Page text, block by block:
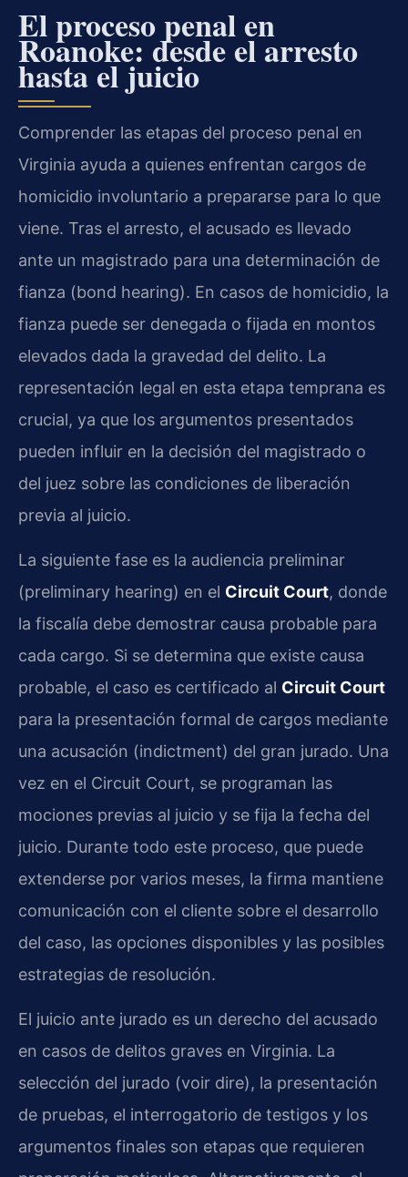
El proceso penal en
Roanoke: desde el arresto
hasta el juicio
Comprender las etapas del proceso penal en
Virginia ayuda a quienes enfrentan cargos de
homicidio involuntario a prepararse para lo que
viene. Tras el arresto, el acusado es llevado
ante un magistrado para una determinación de
fianza (bond hearing). En casos de homicidio, la
fianza puede ser denegada o fijada en montos
elevados dada la gravedad del delito. La
representación legal en esta etapa temprana es
crucial, ya que los argumentos presentados
pueden influir en la decisión del magistrado o
del juez sobre las condiciones de liberación
previa al juicio.
La siguiente fase es la audiencia preliminar
(preliminary hearing) en el Circuit Court, donde
la fiscalía debe demostrar causa probable para
cada cargo. Si se determina que existe causa
probable, el caso es certificado al Circuit Court
para la presentación formal de cargos mediante
una acusación (indictment) del gran jurado. Una
vez en el Circuit Court, se programan las
mociones previas al juicio y se fija la fecha del
juicio. Durante todo este proceso, que puede
extenderse por varios meses, la firma mantiene
comunicación con el cliente sobre el desarrollo
del caso, las opciones disponibles y las posibles
estrategias de resolución.
El juicio ante jurado es un derecho del acusado
en casos de delitos graves en Virginia. La
selección del jurado (voir dire), la presentación
de pruebas, el interrogatorio de testigos y los
argumentos finales son etapas que requieren